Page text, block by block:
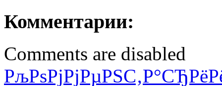
Комментарии:
Comments are disabled